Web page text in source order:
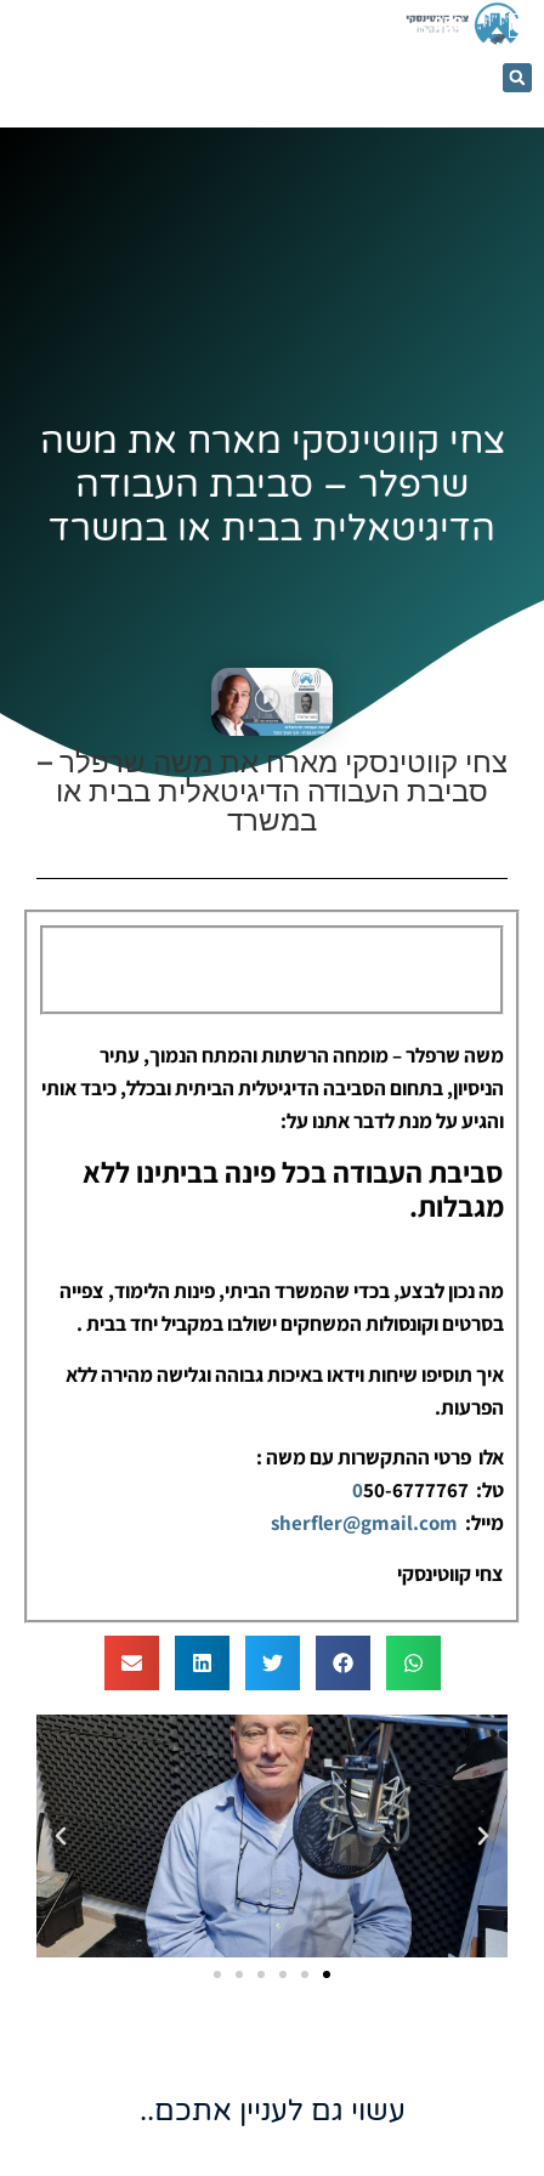
053-
5366884
צחי קווטינסקי מארח את משה
שרפלר – סביבת העבודה
הדיגיטאלית בבית או במשרד
צחי קווטינסקי מארח את משה שרפלר –
סביבת העבודה הדיגיטאלית בבית או
במשרד
משה שרפלר – מומחה הרשתות והמתח הנמוך, עתיר
הניסיון, בתחום הסביבה הדיגיטלית הביתית ובכלל, כיבד אותי
והגיע על מנת לדבר אתנו על:
סביבת העבודה בכל פינה בביתינו ללא
מגבלות.
מה נכון לבצע, בכדי שהמשרד הביתי, פינות הלימוד, צפייה
בסרטים וקונסולות המשחקים ישולבו במקביל יחד בבית .
איך תוסיפו שיחות וידאו באיכות גבוהה וגלישה מהירה ללא
הפרעות.
אלו פרטי ההתקשרות עם משה :
טל:
050-6777767
מייל: sherfler@gmail.com
צחי קווטינסקי
עשוי גם לעניין אתכם..